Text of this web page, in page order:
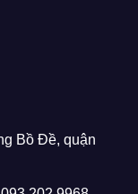
Bồ Đề, quận